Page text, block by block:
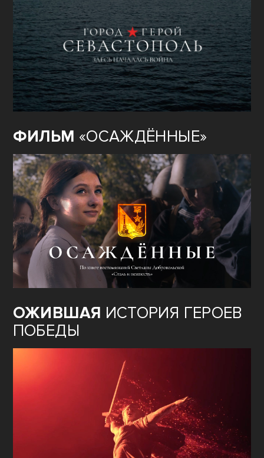
ФИЛЬМ «ОСАЖДЁННЫЕ»
ОЖИВШАЯ ИСТОРИЯ ГЕРОЕВ
ПОБЕДЫ